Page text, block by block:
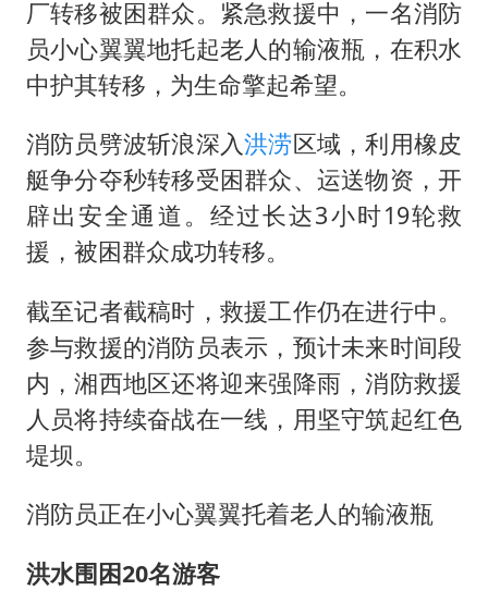
厂转移被困群众。紧急救援中，一名消防
员小心翼翼地托起老人的输液瓶，在积水
中护其转移，为生命擎起希望。
消防员劈波斩浪深入洪涝区域，利用橡皮
艇争分夺秒转移受困群众、运送物资，开
辟出安全通道。经过长达3小时19轮救
援，被困群众成功转移。
截至记者截稿时，救援工作仍在进行中。
参与救援的消防员表示，预计未来时间段
内，湘西地区还将迎来强降雨，消防救援
人员将持续奋战在一线，用坚守筑起红色
堤坝。
消防员正在小心翼翼托着老人的输液瓶
洪水围困20名游客